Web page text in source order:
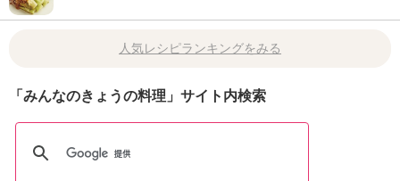
人気レシピランキングをみる
「みんなのきょうの料理」サイト内検索